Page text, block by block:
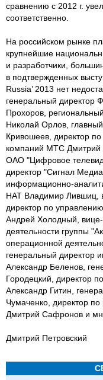
сравнению с 2012 г.
соответственно.
На российском рынке
крупнейшие
и разработчики,
в подтвержденных
Russia’ 2013 нет
генеральный директор
Прохоров,
Николай Орлов,
Кривошеев, директор
компаний МТС Дмитрий
ОАО "Цифровое
директор "Сигнал
информационно-
НАТ Владимир Лившиц,
директор по
Андрей Холодный,
деятельности группы
операционной
генеральный директор
Александр Беленов,
Городецкий, директор
Александр Гитин,
Чумаченко, директор
Дмитрий Сафронов и
Дмитрий Петровский